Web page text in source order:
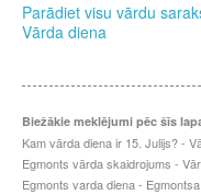
Parādiet visu vārdu
Vārda diena
Biežākie meklējumi pēc šīs
Kam vārda diena ir 15. Julijs? -
Egmonts vārda skaidrojums -
Egmonts varda diena -